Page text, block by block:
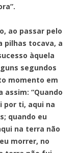
passar pelo
pilhas tocava, a
àquela
segundos
momento em
assim: “Quando
por ti, aqui na
quando eu
na terra não
morrer, no